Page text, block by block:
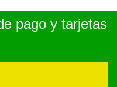
pago y tarjetas